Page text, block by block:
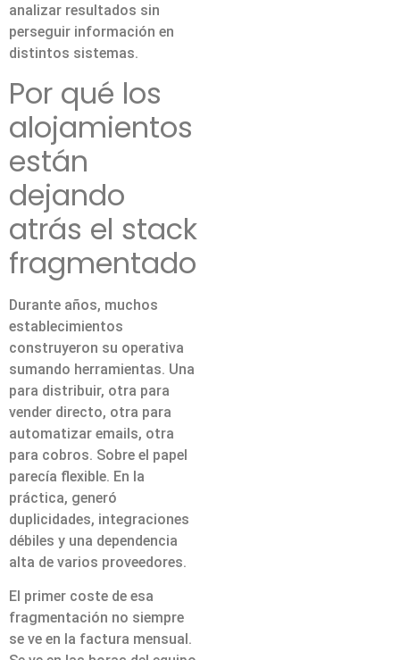
analizar resultados sin
perseguir información en
distintos sistemas.
Por qué los
alojamientos
están
dejando
atrás el stack
fragmentado
Durante años, muchos
establecimientos
construyeron su operativa
sumando herramientas. Una
para distribuir, otra para
vender directo, otra para
automatizar emails, otra
para cobros. Sobre el papel
parecía flexible. En la
práctica, generó
duplicidades, integraciones
débiles y una dependencia
alta de varios proveedores.
El primer coste de esa
fragmentación no siempre
se ve en la factura mensual.